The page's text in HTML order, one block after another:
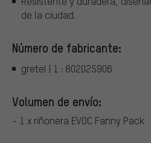
de la ciudad.
Número de fabricante:
gretel | 1 : 802025906
Volumen de envío:
- 1 x riñonera EVOC Fanny Pack